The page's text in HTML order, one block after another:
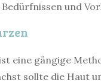
und
eine gängige
sollte die Haut